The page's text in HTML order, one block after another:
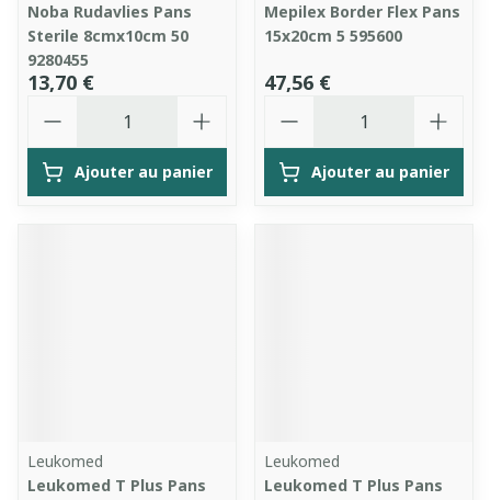
Noba Rudavlies Pans
Sterile 8cmx10cm 50
9280455
13,70 €
Ajouter au panier
Mepilex Border Flex Pans
15x20cm 5 595600
47,56 €
Ajouter au panier
Leukomed
Leukomed T Plus Pans
Leukomed
Leukomed T Plus Pans